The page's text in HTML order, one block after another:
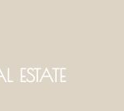
ESTATE